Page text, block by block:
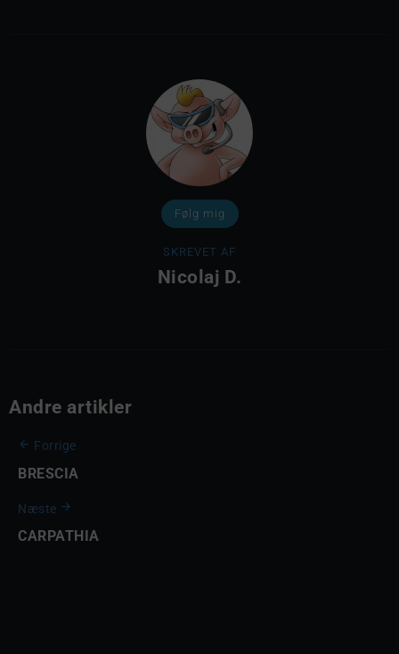
Følg mig
SKREVET AF
Nicolaj D.
Andre artikler
Forrige
BRESCIA
Næste
CARPATHIA